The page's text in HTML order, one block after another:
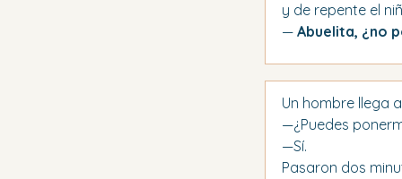
y de repente el
— Abuelita, ¿no
Un hombre llega
—¿Puedes
—Sí.
Pasaron dos